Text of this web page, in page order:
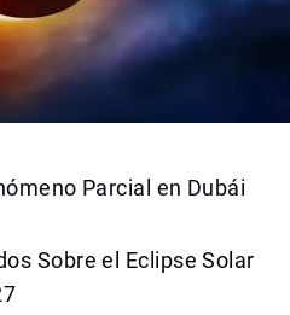
Parcial en Dubái
Sobre el Eclipse Solar